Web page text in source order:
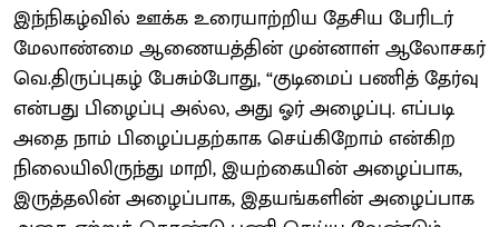
இந்நிகழ்வில் ஊக்க உரையாற்றிய தேசிய பேரிடர்
மேலாண்மை ஆணையத்தின் முன்னாள் ஆலோசகர்
வெ.திருப்புகழ் பேசும்போது, “குடிமைப் பணித் தேர்வு
என்பது பிழைப்பு அல்ல, அது ஓர் அழைப்பு. எப்படி
அதை நாம் பிழைப்பதற்காக செய்கிறோம் என்கிற
நிலையிலிருந்து மாறி, இயற்கையின் அழைப்பாக,
இருத்தலின் அழைப்பாக, இதயங்களின் அழைப்பாக